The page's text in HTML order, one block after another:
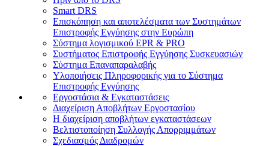
Smart DRS
Επισκόπηση και αποτελέσματα των Συστημάτων
Επιστροφής Εγγύησης στην Ευρώπη
Σύστημα λογισμικού EPR & PRO
Συστήματος Επιστροφής Εγγύησης Συσκευασιών
Σύστημα Επαναπαραλαβής
Υλοποιήσεις Πληροφορικής για το Σύστημα
Επιστροφής Εγγύησης
Εργοστάσια & Εγκαταστάσεις
Διαχείριση Αποβλήτων Εργοστασίου
Η διαχείριση αποβλήτων εγκαταστάσεων
Βελτιστοποίηση Συλλογής Απορριμμάτων
Σχεδιασμός Διαδρομών